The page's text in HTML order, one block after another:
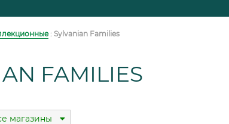
: Sylvanian Families
FAMILIES
магазины